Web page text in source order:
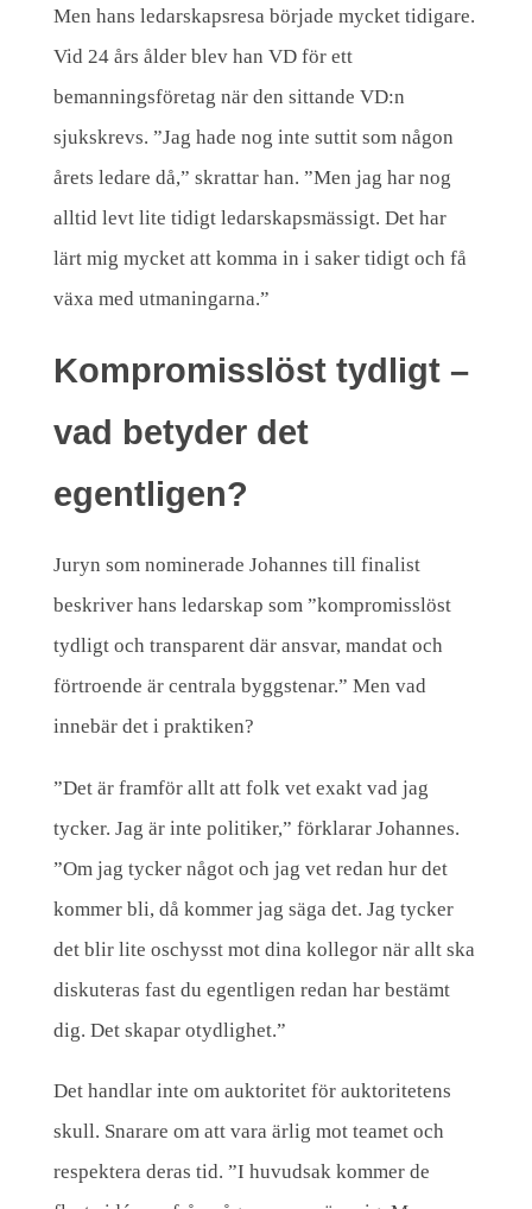
ä
x
t
–
J
o
h
a
n
n
e
s
G
u
s
s
a
n
e
P
o
k
y
o
k
Men hans ledarskapsresa började mycket tidigare.
Vid 24 års ålder blev han VD för ett
bemanningsföretag när den sittande VD:n
sjukskrevs. ”Jag hade nog inte suttit som någon
årets ledare då,” skrattar han. ”Men jag har nog
alltid levt lite tidigt ledarskapsmässigt. Det har
lärt mig mycket att komma in i saker tidigt och få
växa med utmaningarna.”
Kompromisslöst tydligt –
vad betyder det
egentligen?
Juryn som nominerade Johannes till finalist
beskriver hans ledarskap som ”kompromisslöst
tydligt och transparent där ansvar, mandat och
förtroende är centrala byggstenar.” Men vad
innebär det i praktiken?
”Det är framför allt att folk vet exakt vad jag
tycker. Jag är inte politiker,” förklarar Johannes.
”Om jag tycker något och jag vet redan hur det
kommer bli, då kommer jag säga det. Jag tycker
det blir lite oschysst mot dina kollegor när allt ska
diskuteras fast du egentligen redan har bestämt
dig. Det skapar otydlighet.”
Det handlar inte om auktoritet för auktoritetens
skull. Snarare om att vara ärlig mot teamet och
respektera deras tid. ”I huvudsak kommer de